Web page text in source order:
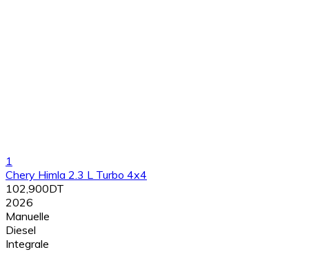
1
Chery Himla 2.3 L Turbo 4x4
102,900DT
2026
Manuelle
Diesel
Integrale